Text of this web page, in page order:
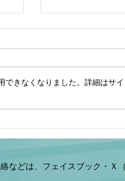
【文】【一般ラ
事故当時の動画
瀬×佐波/室伏×
できなくなりました。詳細はサ
などは、フェイスブック・Ｘ